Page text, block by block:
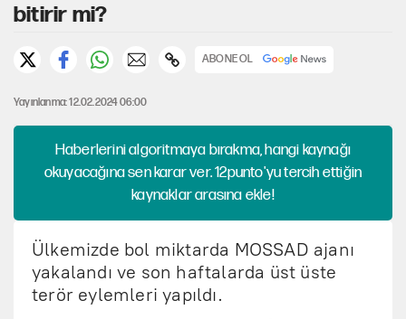
bitirir mi?
ABONE OL
Yayınlanma: 12.02.2024 06:00
Haberlerini algoritmaya bırakma, hangi kaynağı
okuyacağına sen karar ver. 12punto'yu tercih ettiğin
kaynaklar arasına ekle!
Ülkemizde bol miktarda MOSSAD ajanı
yakalandı ve son haftalarda üst üste
terör eylemleri yapıldı.